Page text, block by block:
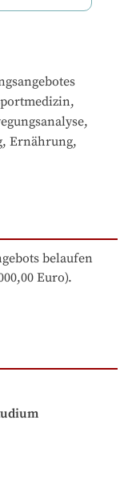
Ernährung,
belaufen
Euro).